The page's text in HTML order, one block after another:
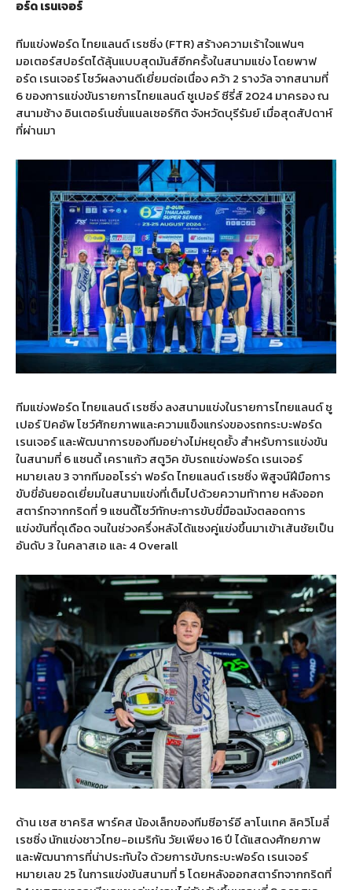
อร์ด เรนเจอร์
ทีมแข่งฟอร์ด ไทยแลนด์ เรซซิ่ง (FTR) สร้างความเร้าใจแฟนๆ
มอเตอร์สปอร์ตได้ลุ้นแบบสุดมันส์อีกครั้งในสนามแข่ง โดยพาฟ
อร์ด เรนเจอร์ โชว์ผลงานดีเยี่ยมต่อเนื่อง คว้า 2 รางวัล จากสนามที่
6 ของการแข่งขันรายการไทยแลนด์ ซูเปอร์ ซีรี่ส์ 2024 มาครอง ณ
สนามช้าง อินเตอร์เนชั่นแนลเซอร์กิต จังหวัดบุรีรัมย์ เมื่อสุดสัปดาห์
ที่ผ่านมา
ทีมแข่งฟอร์ด ไทยแลนด์ เรซซิ่ง ลงสนามแข่งในรายการไทยแลนด์ ซู
เปอร์ ปิคอัพ โชว์ศักยภาพและความแข็งแกร่งของรถกระบะฟอร์ด
เรนเจอร์ และพัฒนาการของทีมอย่างไม่หยุดยั้ง สำหรับการแข่งขัน
ในสนามที่ 6 แซนดี้ เคราแก้ว สตูวิค ขับรถแข่งฟอร์ด เรนเจอร์
หมายเลข 3 จากทีมออโรร่า ฟอร์ด ไทยแลนด์ เรซซิ่ง พิสูจน์ฝีมือการ
ขับขี่อันยอดเยี่ยมในสนามแข่งที่เต็มไปด้วยความท้าทาย หลังออก
สตาร์ทจากกริดที่ 9 แซนดี้โชว์ทักษะการขับขี่มือฉมังตลอดการ
แข่งขันที่ดุเดือด จนในช่วงครึ่งหลังได้แซงคู่แข่งขึ้นมาเข้าเส้นชัยเป็น
อันดับ 3 ในคลาสเอ และ 4 Overall
ด้าน เชส ชาคริส พาร์คส น้องเล็กของทีมซีอาร์อี ลาโนเทค ลิควิโมลี่
เรซซิ่ง นักแข่งชาวไทย-อเมริกัน วัยเพียง 16 ปี ได้แสดงศักยภาพ
และพัฒนาการที่น่าประทับใจ ด้วยการขับกระบะฟอร์ด เรนเจอร์
หมายเลข 25 ในการแข่งขันสนามที่ 5 โดยหลังออกสตาร์ทจากกริดที่